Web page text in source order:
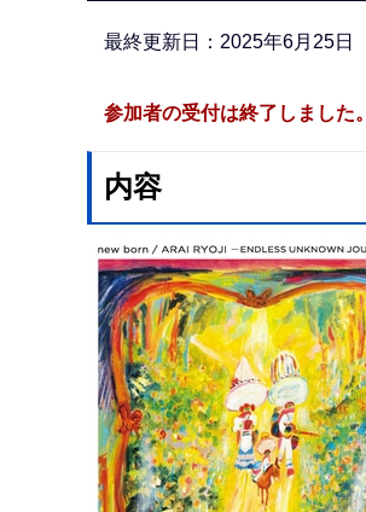
最終更新日：2025年6月25日
参加者の受付は終了しました。
内容